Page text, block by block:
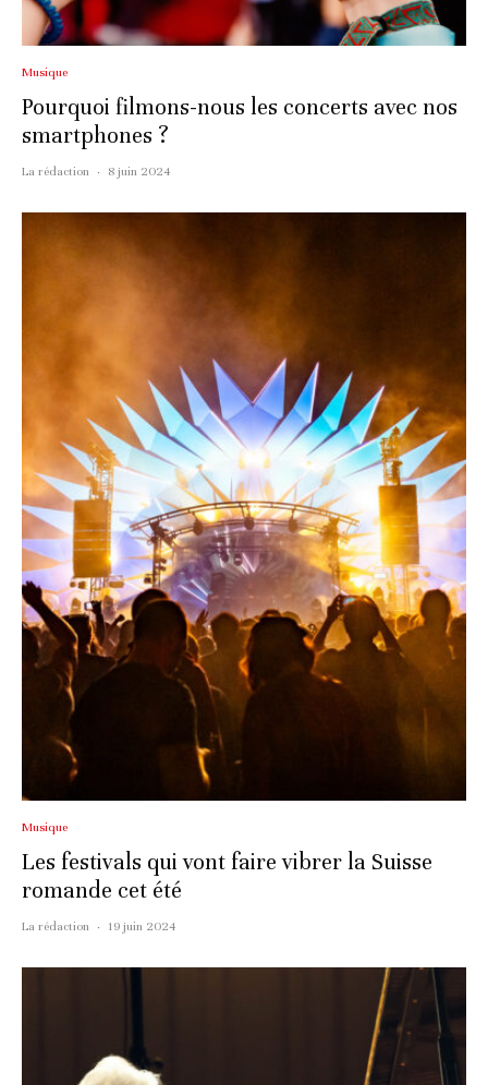
Musique
Pourquoi filmons-nous les concerts avec nos
smartphones ?
La rédaction · 8 juin 2024
Musique
Les festivals qui vont faire vibrer la Suisse
romande cet été
La rédaction · 19 juin 2024